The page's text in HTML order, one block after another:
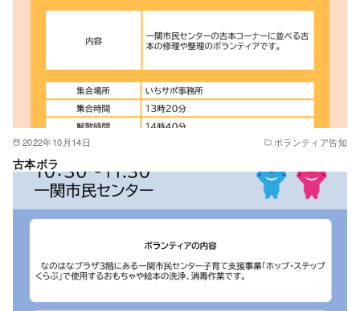
2022年10月14日 ボランティア告知
古本ボラ